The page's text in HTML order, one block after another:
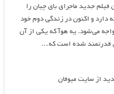
جدید ماجرای بای چیان را
دارد و اکنون در زندگی دوم خود
می‌شود. یه هوآ که یکی از آن
قدرتمند شده است که…
از سایت میوفان